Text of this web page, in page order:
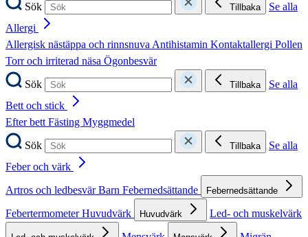
Sök Tillbaka
Se alla
Allergi
Allergisk nästäppa och rinnsnuvaAntihistamin Kontaktallergi Pollen
Torr och irriterad näsa Ögonbesvär
Sök
Tillbaka
Se alla
Bett och stick
Efter bettFästing Myggmedel
Sök
Tillbaka
Se alla
Feber och värk
Artros och ledbesvärBarn Febernedsättande Febernedsättande
FebertermometerHuvudvärk Huvudvärk Led- och muskelvärk